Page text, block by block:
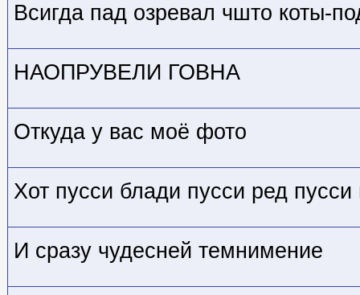
Всигда пад озревал чшто коты-
НАОПРУВЕЛИ ГОВНА
Откуда у вас моё фото
Хот пусси блади пусси ред пусси
И сразу чудесней темнимение